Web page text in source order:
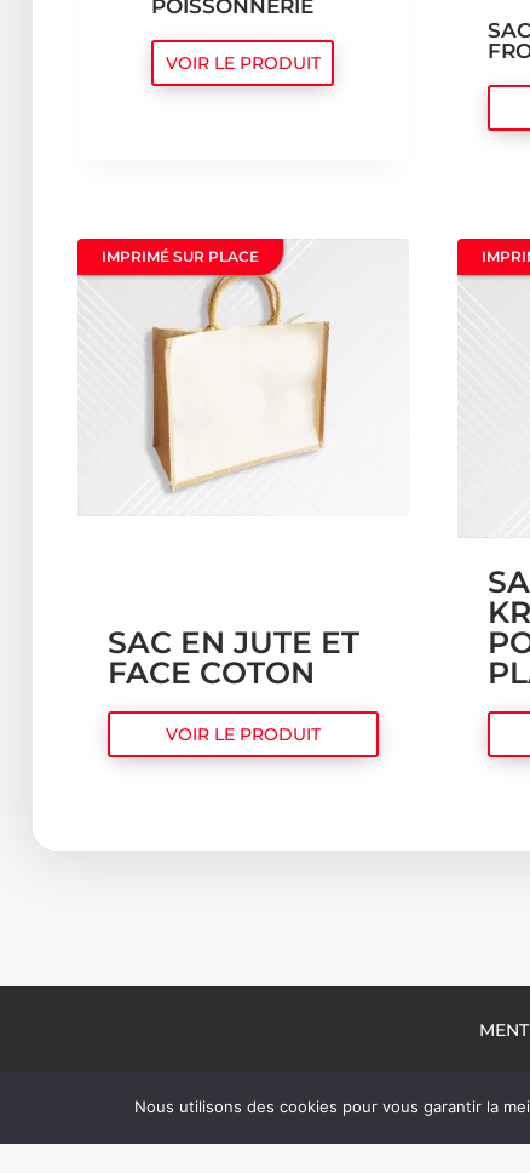
POISSONNERIE
VOIR LE PRODUIT
SAC EN JUTE ET
FACE COTON
VOIR LE PRODUIT
IMPRIMÉ SUR PLACE
Nous utilisons des cookies pour vous garantir la